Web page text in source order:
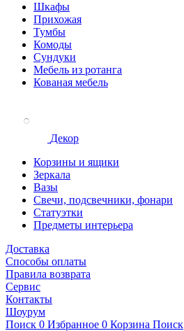
Шкафы
Прихожая
Тумбы
Комоды
Сундуки
Мебель из ротанга
Кованая мебель
Декор
Корзины и ящики
Зеркала
Вазы
Свечи, подсвечники, фонари
Статуэтки
Предметы интерьера
Доставка
Способы оплаты
Правила возврата
Сервис
Контакты
Шоурум
Поиск 0 Избранное 0 Корзина Поиск